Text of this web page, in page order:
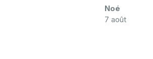
Noé
7 août